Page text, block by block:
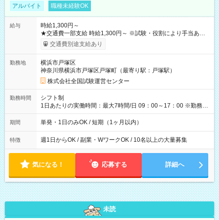
アルバイト 職種未経験OK
給与
時給1,300円～
★交通費一部支給 時給1,300円～ ※試験・役割により手当あり
※勤務回数により昇給あり 【即給（前払い）オプションあ
り！】 希望される場合、勤務から1週間ほどで給与の一部を受け
例】 ・河合塾模擬試験 8:30～17:30（休憩1時間） 時給1,300円
×8時間＝日収10,400円＋交通費 ※当日の役割により時給＋100
円の場合あり ・国家試験 7:00～13:30（休憩なし） 時給1,300
円（役割手当＋100円）×6時間＝日収8,400円＋交通費 【試用期
間】試用期間なし
交通費別途支給あり
勤務地
横浜市戸塚区
神奈川県横浜市戸塚区戸塚町（最寄り駅：戸塚駅）
株式会社全国試験運営センター
勤務時間
シフト制
1日あたりの実働時間：最大7時間/日 09：00～17：00 ※勤務時
間は 試験により異なります。
期間 単発・1日のみOK / 短期（1ヶ月以内）
特徴 週1日からOK / 副業・WワークOK / 10名以上の大量募集
気になる！ 応募する 詳細へ
未読